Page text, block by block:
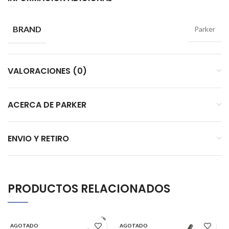
BRAND Parker
VALORACIONES (0)
ACERCA DE PARKER
ENVIO Y RETIRO
PRODUCTOS RELACIONADOS
AGOTADO AGOTADO